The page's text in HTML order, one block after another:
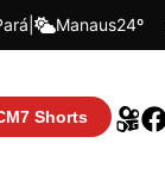
Manaus24º
Shorts